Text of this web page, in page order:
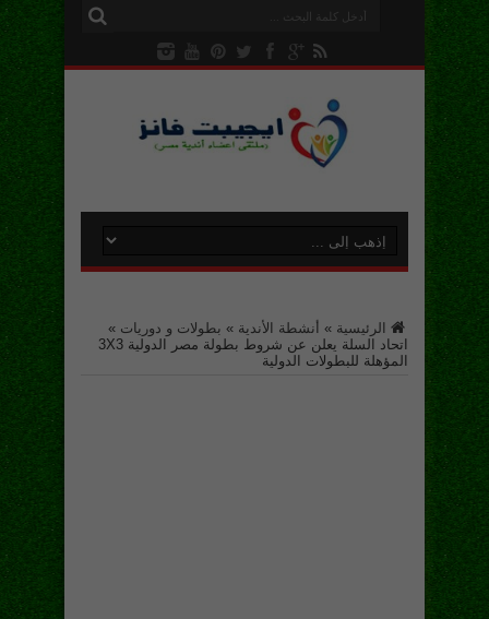
الرئيسية » أنشطة الأندية » بطولات و دوريات »
اتحاد السلة يعلن عن شروط بطولة مصر الدولية 3X3
المؤهلة للبطولات الدولية